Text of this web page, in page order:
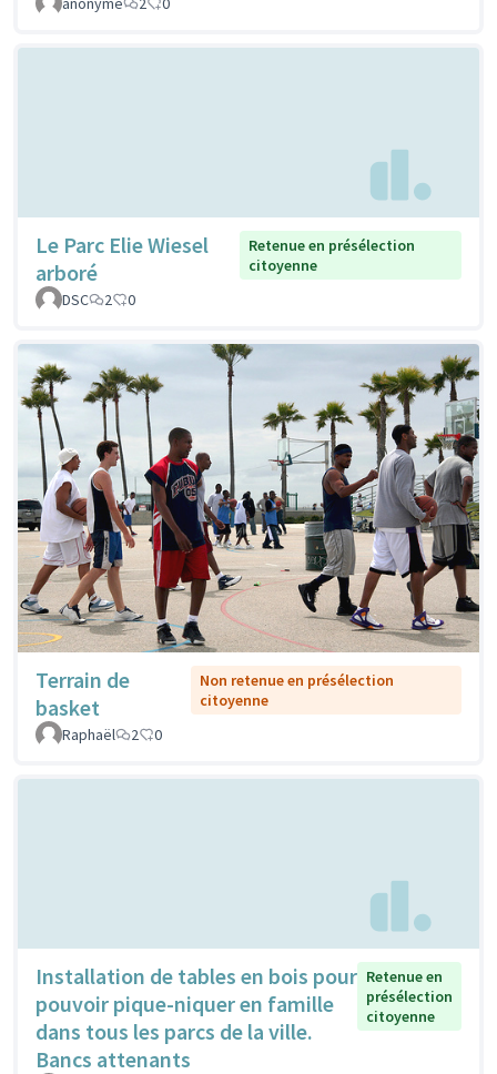
Le Parc Elie Wiesel
arboré
Retenue en présélection
citoyenne
DSC
2 0
Terrain de
basket
Non retenue en présélection
citoyenne
Raphaël
2 0
Installation de tables en bois pour
pouvoir pique-niquer en famille
dans tous les parcs de la ville.
Bancs attenants
Retenue en
présélection
citoyenne